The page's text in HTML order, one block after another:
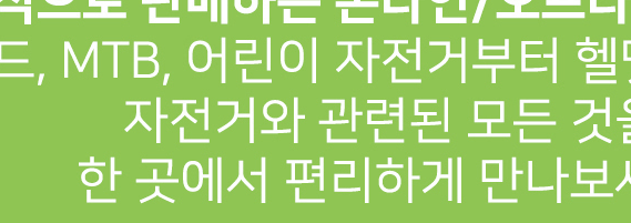
프 하세요!